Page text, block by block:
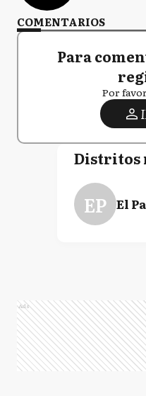
COMENTARIOS
Para
Por
Distritos
EP El
Ads